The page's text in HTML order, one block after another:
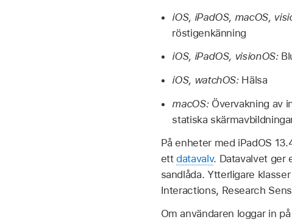
iOS, iPadOS, macOS,
röstigenkänning
iOS, iPadOS, visionOS:
iOS, watchOS: Hälsa
macOS: Övervakning av
statiska
På enheter med iPadOS
ettdatavalv. Datavalvet ger
sandlåda. Ytterligare klasser
Interactions, Research
Om användaren loggar in